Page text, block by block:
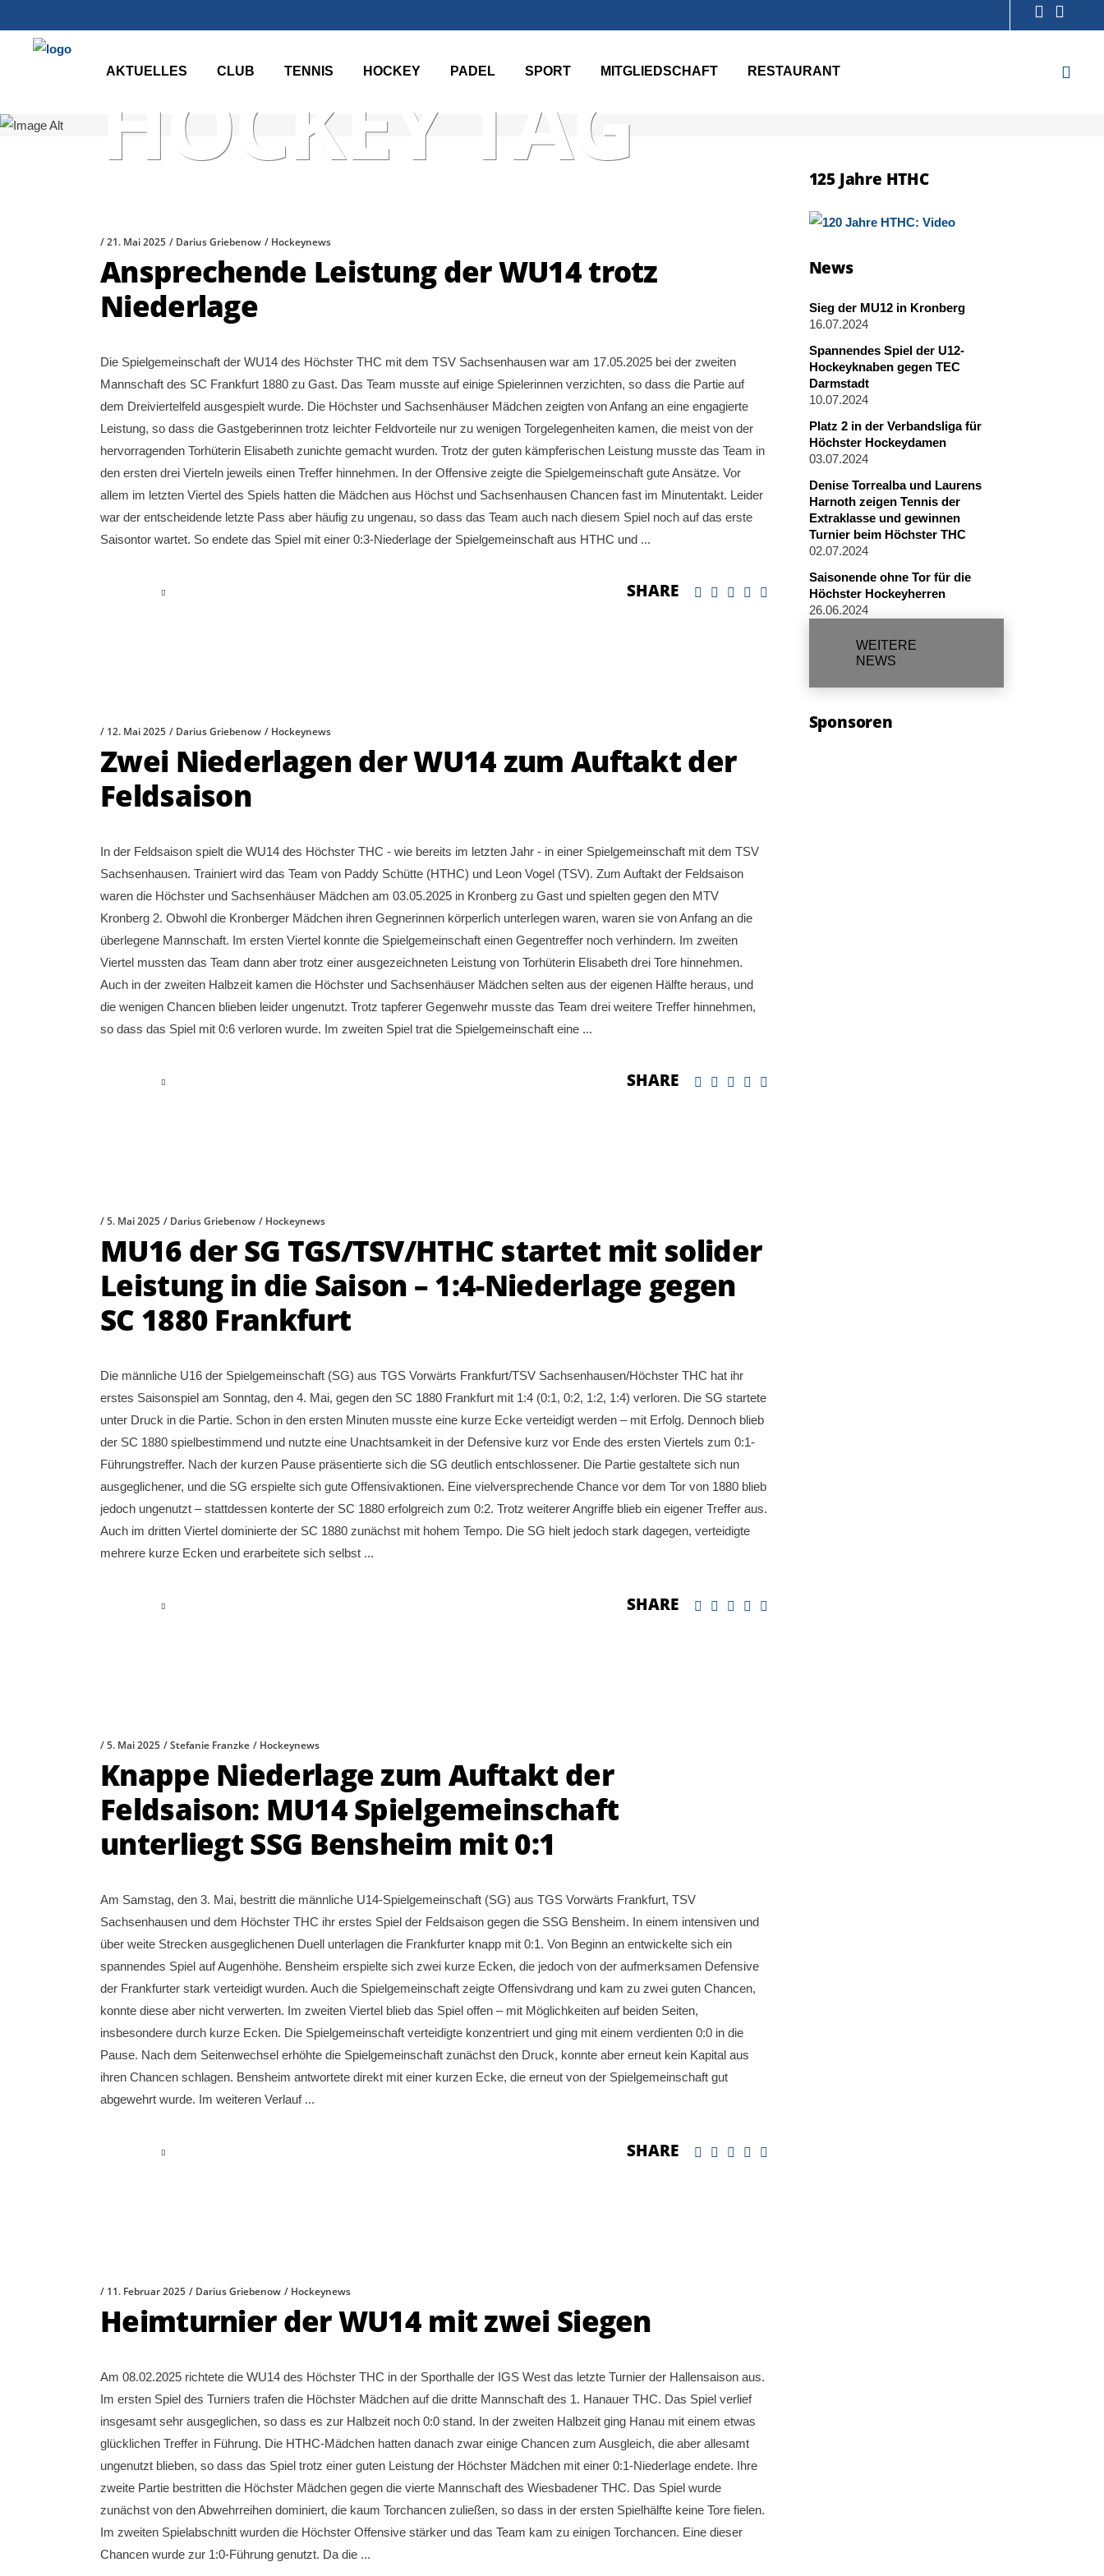
AKTUELLES CLUB TENNIS HOCKEY PADEL SPORT MITGLIEDSCHAFT RESTAURANT
HOCKEY TAG
21. Mai 2025 Darius Griebenow Hockeynews
Ansprechende Leistung der WU14 trotz
Niederlage
Die Spielgemeinschaft der WU14 des Höchster THC mit dem TSV Sachsenhausen war am 17.05.2025 bei der zweiten
Mannschaft des SC Frankfurt 1880 zu Gast. Das Team musste auf einige Spielerinnen verzichten, so dass die Partie auf
dem Dreiviertelfeld ausgespielt wurde. Die Höchster und Sachsenhäuser Mädchen zeigten von Anfang an eine engagierte
Leistung, so dass die Gastgeberinnen trotz leichter Feldvorteile nur zu wenigen Torgelegenheiten kamen, die meist von der
hervorragenden Torhüterin Elisabeth zunichte gemacht wurden. Trotz der guten kämpferischen Leistung musste das Team in
den ersten drei Vierteln jeweils einen Treffer hinnehmen. In der Offensive zeigte die Spielgemeinschaft gute Ansätze. Vor
allem im letzten Viertel des Spiels hatten die Mädchen aus Höchst und Sachsenhausen Chancen fast im Minutentakt. Leider
war der entscheidende letzte Pass aber häufig zu ungenau, so dass das Team auch nach diesem Spiel noch auf das erste
Saisontor wartet. So endete das Spiel mit einer 0:3-Niederlage der Spielgemeinschaft aus HTHC und
SHARE
12. Mai 2025 Darius Griebenow Hockeynews
Zwei Niederlagen der WU14 zum Auftakt der
Feldsaison
In der Feldsaison spielt die WU14 des Höchster THC - wie bereits im letzten Jahr - in einer Spielgemeinschaft mit dem TSV
Sachsenhausen. Trainiert wird das Team von Paddy Schütte (HTHC) und Leon Vogel (TSV). Zum Auftakt der Feldsaison
waren die Höchster und Sachsenhäuser Mädchen am 03.05.2025 in Kronberg zu Gast und spielten gegen den MTV
Kronberg 2. Obwohl die Kronberger Mädchen ihren Gegnerinnen körperlich unterlegen waren, waren sie von Anfang an die
überlegene Mannschaft. Im ersten Viertel konnte die Spielgemeinschaft einen Gegentreffer noch verhindern. Im zweiten
Viertel mussten das Team dann aber trotz einer ausgezeichneten Leistung von Torhüterin Elisabeth drei Tore hinnehmen.
Auch in der zweiten Halbzeit kamen die Höchster und Sachsenhäuser Mädchen selten aus der eigenen Hälfte heraus, und
die wenigen Chancen blieben leider ungenutzt. Trotz tapferer Gegenwehr musste das Team drei weitere Treffer hinnehmen,
so dass das Spiel mit 0:6 verloren wurde. Im zweiten Spiel trat die Spielgemeinschaft eine
SHARE
5. Mai 2025 Darius Griebenow Hockeynews
MU16 der SG TGS/TSV/HTHC startet mit solider
Leistung in die Saison – 1:4-Niederlage gegen
SC 1880 Frankfurt
Die männliche U16 der Spielgemeinschaft (SG) aus TGS Vorwärts Frankfurt/TSV Sachsenhausen/Höchster THC hat ihr
erstes Saisonspiel am Sonntag, den 4. Mai, gegen den SC 1880 Frankfurt mit 1:4 (0:1, 0:2, 1:2, 1:4) verloren. Die SG startete
unter Druck in die Partie. Schon in den ersten Minuten musste eine kurze Ecke verteidigt werden – mit Erfolg. Dennoch blieb
der SC 1880 spielbestimmend und nutzte eine Unachtsamkeit in der Defensive kurz vor Ende des ersten Viertels zum 0:1-
Führungstreffer. Nach der kurzen Pause präsentierte sich die SG deutlich entschlossener. Die Partie gestaltete sich nun
ausgeglichener, und die SG erspielte sich gute Offensivaktionen. Eine vielversprechende Chance vor dem Tor von 1880 blieb
jedoch ungenutzt – stattdessen konterte der SC 1880 erfolgreich zum 0:2. Trotz weiterer Angriffe blieb ein eigener Treffer aus.
Auch im dritten Viertel dominierte der SC 1880 zunächst mit hohem Tempo. Die SG hielt jedoch stark dagegen, verteidigte
mehrere kurze Ecken und erarbeitete sich selbst
SHARE
5. Mai 2025 Stefanie Franzke Hockeynews
Knappe Niederlage zum Auftakt der
Feldsaison: MU14 Spielgemeinschaft
unterliegt SSG Bensheim mit 0:1
Am Samstag, den 3. Mai, bestritt die männliche U14-Spielgemeinschaft (SG) aus TGS Vorwärts Frankfurt, TSV
Sachsenhausen und dem Höchster THC ihr erstes Spiel der Feldsaison gegen die SSG Bensheim. In einem intensiven und
über weite Strecken ausgeglichenen Duell unterlagen die Frankfurter knapp mit 0:1. Von Beginn an entwickelte sich ein
spannendes Spiel auf Augenhöhe. Bensheim erspielte sich zwei kurze Ecken, die jedoch von der aufmerksamen Defensive
der Frankfurter stark verteidigt wurden. Auch die Spielgemeinschaft zeigte Offensivdrang und kam zu zwei guten Chancen,
konnte diese aber nicht verwerten. Im zweiten Viertel blieb das Spiel offen – mit Möglichkeiten auf beiden Seiten,
insbesondere durch kurze Ecken. Die Spielgemeinschaft verteidigte konzentriert und ging mit einem verdienten 0:0 in die
Pause. Nach dem Seitenwechsel erhöhte die Spielgemeinschaft zunächst den Druck, konnte aber erneut kein Kapital aus
ihren Chancen schlagen. Bensheim antwortete direkt mit einer kurzen Ecke, die erneut von der Spielgemeinschaft gut
abgewehrt wurde. Im weiteren Verlauf
SHARE
11. Februar 2025 Darius Griebenow Hockeynews
Heimturnier der WU14 mit zwei Siegen
Am 08.02.2025 richtete die WU14 des Höchster THC in der Sporthalle der IGS West das letzte Turnier der Hallensaison aus.
Im ersten Spiel des Turniers trafen die Höchster Mädchen auf die dritte Mannschaft des 1. Hanauer THC. Das Spiel verlief
insgesamt sehr ausgeglichen, so dass es zur Halbzeit noch 0:0 stand. In der zweiten Halbzeit ging Hanau mit einem etwas
glücklichen Treffer in Führung. Die HTHC-Mädchen hatten danach zwar einige Chancen zum Ausgleich, die aber allesamt
ungenutzt blieben, so dass das Spiel trotz einer guten Leistung der Höchster Mädchen mit einer 0:1-Niederlage endete. Ihre
zweite Partie bestritten die Höchster Mädchen gegen die vierte Mannschaft des Wiesbadener THC. Das Spiel wurde
zunächst von den Abwehrreihen dominiert, die kaum Torchancen zuließen, so dass in der ersten Spielhälfte keine Tore fielen.
Im zweiten Spielabschnitt wurden die Höchster Offensive stärker und das Team kam zu einigen Torchancen. Eine dieser
Chancen wurde zur 1:0-Führung genutzt. Da die
125 Jahre HTHC
News
Sieg der MU12 in Kronberg
16.07.2024
Spannendes Spiel der U12-
Hockeyknaben gegen TEC
Darmstadt
10.07.2024
Platz 2 in der Verbandsliga für
Höchster Hockeydamen
03.07.2024
Denise Torrealba und Laurens
Harnoth zeigen Tennis der
Extraklasse und gewinnen
Turnier beim Höchster THC
02.07.2024
Saisonende ohne Tor für die
Höchster Hockeyherren
26.06.2024
WEITERE
NEWS
Sponsoren